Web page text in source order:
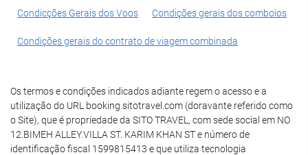
Condicções Gerais dos Voos Condições gerais dos comboios
Condições gerais do contrato de viagem combinada
Os termos e condições indicados adiante regem o acesso e a
utilização do URL booking.sitotravel.com (doravante referido como
o Site), que é propriedade da SITO TRAVEL, com sede social em NO
12.BIMEH ALLEY.VILLA ST. KARIM KHAN ST e número de
identificação fiscal 1599815413 e que utiliza tecnologia